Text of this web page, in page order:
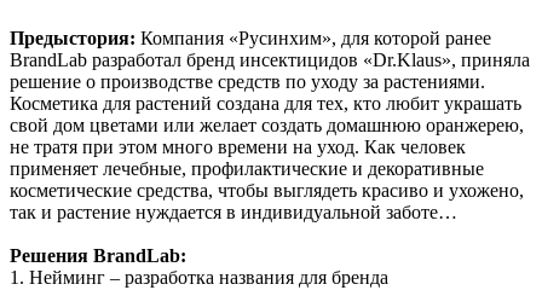
Предыстория: Компания «Русинхим», для которой ранее
BrandLab разработал бренд инсектицидов «Dr.Klaus», приняла
решение о производстве средств по уходу за растениями.
Косметика для растений создана для тех, кто любит украшать
свой дом цветами или желает создать домашнюю оранжерею,
не тратя при этом много времени на уход. Как человек
применяет лечебные, профилактические и декоративные
косметические средства, чтобы выглядеть красиво и ухожено,
так и растение нуждается в индивидуальной заботе…
Решения BrandLab:
1. Нейминг – разработка названия для бренда